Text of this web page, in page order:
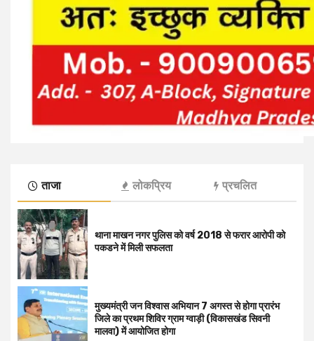
ताजा लोकप्रिय प्रचलित
थाना माखन नगर पुलिस को वर्ष 2018 से फरार आरोपी को
पकडने में मिली सफलता
मुख्यमंत्री जन विश्वास अभियान 7 अगस्त से होगा प्रारंभ
जिले का प्रथम शिविर ग्राम ग्वाड़ी (विकासखंड सिवनी
मालवा) में आयोजित होगा